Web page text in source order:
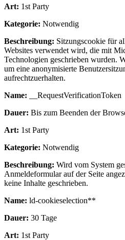
Art: 1st Party
Kategorie: Notwendig
Beschreibung: Sitzungscookie für
Websites verwendet wird, die mit
Technologien geschrieben wurden.
um eine anonymisierte
aufrechtzuerhalten.
Name: __RequestVerificationToken
Dauer: Bis zum Beenden der
Art: 1st Party
Kategorie: Notwendig
Beschreibung: Wird vom System
Anmeldeformular auf der Seite
keine Inhalte geschrieben.
Name: ld-cookieselection**
Dauer: 30 Tage
Art: 1st Party